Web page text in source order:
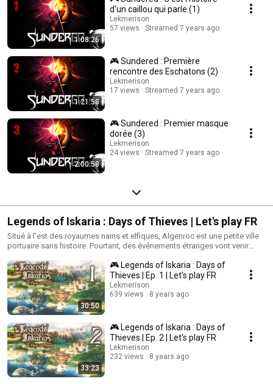
1:08:26
d'un caillou qui parle (1)
Lekmerison
57 views
Streamed 7 years ago
1:21:58
🎮 Sundered : Première
rencontre des Eschatons (2)
Lekmerison
17 views
Streamed 7 years ago
2:00:58
🎮 Sundered : Premier masque
dorée (3)
Lekmerison
24 views
Streamed 7 years ago
Legends of Iskaria : Days of Thieves | Let's play FR
Situé à l'est des royaumes nains et elfiques, Algenroc est une petite ville
portuaire sans histoire. Pourtant, des évênements étranges vont venir
retraite, sera malgré lui poussé à l'aventure pour sauver sa fille...
CARACTÉRISTIQUES - Dialogues à choix multiples pouvant avoir une
réelle incidence sur le jeu. - Ton riche, parfois drôle et léger, parfois
sombre ou poétique. - Plusieurs moyens de finir le jeu, ainsi que plusieurs
moyens de perdre ! - Nombreux secrets à découvrir.
30:50
🎮 Legends of Iskaria : Days of
Thieves | Ep. 1 | Let's play FR
Lekmerison
639 views
8 years ago
33:23
🎮 Legends of Iskaria : Days of
Thieves | Ep. 2 | Let's play FR
Lekmerison
232 views
8 years ago